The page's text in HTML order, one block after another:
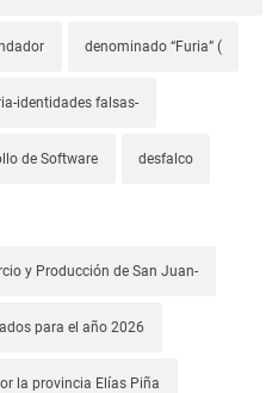
denominado “Furia” (
identidades falsas-
de Software desfalco
y Producción de San Juan-
para el año 2026
la provincia Elías Piña